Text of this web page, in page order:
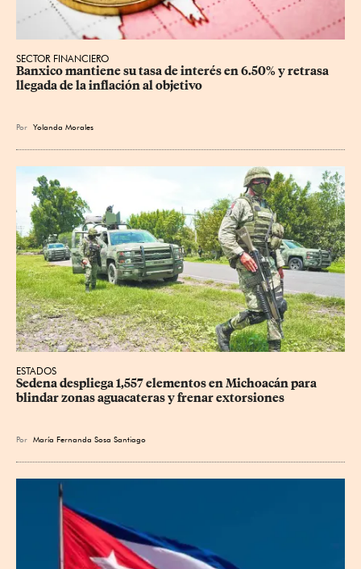
SECTOR FINANCIERO
Banxico mantiene su tasa de interés en 6.50% y retrasa
llegada de la inflación al objetivo
Por Yolanda Morales
ESTADOS
Sedena despliega 1,557 elementos en Michoacán para
blindar zonas aguacateras y frenar extorsiones
Por María Fernanda Sosa Santiago